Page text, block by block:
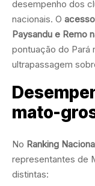
desempenho dos
nacionais. O
Paysandu e Remo
pontuação do Pará
ultrapassagem
mato-
No Ranking
representantes de
distintas: